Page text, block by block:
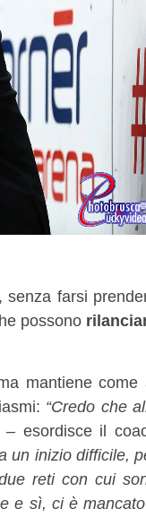
senza farsi
possono
mantiene come
“Credo che
– esordisce il
un inizio difficile,
reti con cui
e sì, ci è